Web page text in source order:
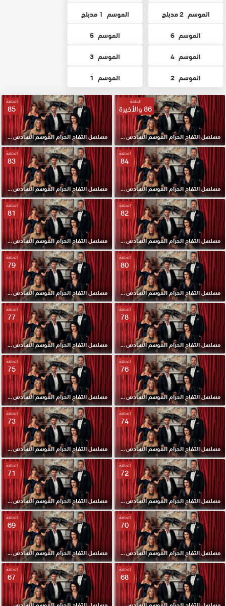
الموسم 2 مدبلج الموسم 1 مدبلج
الموسم 6 الموسم 5
الموسم 4 الموسم 3
الموسم 2 الموسم 1
الحلقة
86 والأخيرة
مسلسل التفاح الحرام الموسم السادس مدبلج الحلقة 86 والأخيرة HD
الحلقة
85
مسلسل التفاح الحرام الموسم السادس مدبلج الحلقة 85 HD
الحلقة
84
مسلسل التفاح الحرام الموسم السادس مدبلج الحلقة 84 HD
الحلقة
83
مسلسل التفاح الحرام الموسم السادس مدبلج الحلقة 83 HD
الحلقة
82
مسلسل التفاح الحرام الموسم السادس مدبلج الحلقة 82 HD
الحلقة
81
مسلسل التفاح الحرام الموسم السادس مدبلج الحلقة 81 HD
الحلقة
80
مسلسل التفاح الحرام الموسم السادس مدبلج الحلقة 80 HD
الحلقة
79
مسلسل التفاح الحرام الموسم السادس مدبلج الحلقة 79 HD
الحلقة
78
مسلسل التفاح الحرام الموسم السادس مدبلج الحلقة 78 HD
الحلقة
77
مسلسل التفاح الحرام الموسم السادس مدبلج الحلقة 77 HD
الحلقة
76
مسلسل التفاح الحرام الموسم السادس مدبلج الحلقة 76 HD
الحلقة
75
مسلسل التفاح الحرام الموسم السادس مدبلج الحلقة 75 HD
الحلقة
74
مسلسل التفاح الحرام الموسم السادس مدبلج الحلقة 74 HD
الحلقة
73
مسلسل التفاح الحرام الموسم السادس مدبلج الحلقة 73 HD
الحلقة
72
مسلسل التفاح الحرام الموسم السادس مدبلج الحلقة 72 HD
الحلقة
71
مسلسل التفاح الحرام الموسم السادس مدبلج الحلقة 71 HD
الحلقة
70
مسلسل التفاح الحرام الموسم السادس مدبلج الحلقة 70 HD
الحلقة
69
مسلسل التفاح الحرام الموسم السادس مدبلج الحلقة 69 HD
الحلقة
68
الحلقة
67